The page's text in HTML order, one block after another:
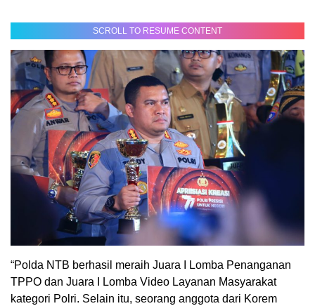
SCROLL TO RESUME CONTENT
“Polda NTB berhasil meraih Juara I Lomba Penanganan
TPPO dan Juara I Lomba Video Layanan Masyarakat
kategori Polri. Selain itu, seorang anggota dari Korem